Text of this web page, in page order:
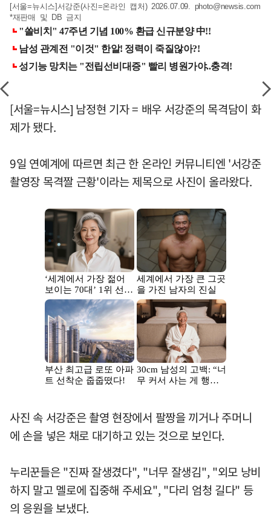
[서울=뉴시스]서강준(사진=온라인 캡처) 2026.07.09. photo@newsis.com
*재판매 및 DB 금지
[서울=뉴시스] 남정현 기자 = 배우 서강준의 목격담이 화
제가 됐다.
9일 연예계에 따르면 최근 한 온라인 커뮤니티엔 '서강준
촬영장 목격짤 근황'이라는 제목으로 사진이 올라왔다.
사진 속 서강준은 촬영 현장에서 팔짱을 끼거나 주머니
에 손을 넣은 채로 대기하고 있는 것으로 보인다.
누리꾼들은 "진짜 잘생겼다", "너무 잘생김", "외모 낭비
하지 말고 멜로에 집중해 주세요", "다리 엄청 길다" 등
의 응원을 보냈다.